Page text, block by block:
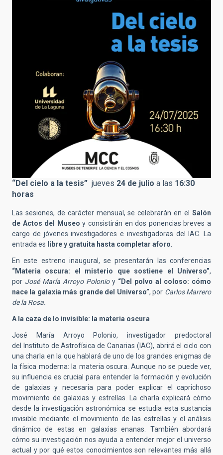
“Del cielo a la tesis” jueves 24 de julio a las 16:30
horas
Las sesiones, de carácter mensual, se celebrarán en el Salón
de Actos del Museo y consistirán en dos ponencias breves a
cargo de jóvenes investigadores e investigadoras del IAC. La
entrada es libre y gratuita hasta completar aforo.
En este estreno inaugural, se presentarán las conferencias
“Materia oscura: el misterio que sostiene el Universo”,
por José María Arroyo Polonioy “Del polvo al coloso: cómo
nace la galaxia más grande del Universo”, por Carlos Marrero
de la Rosa.
A la caza de lo invisible: la materia oscura
José María Arroyo Polonio, investigador predoctoral
del Instituto de Astrofísica de Canarias (IAC), abrirá el ciclo con
una charla en la que hablará de uno de los grandes enigmas de
la física moderna: la materia oscura. Aunque no se puede ver,
su influencia es crucial para entender la formación y evolución
de galaxias y necesaria para poder explicar el caprichoso
movimiento de galaxias y estrellas. La charla explicará cómo
desde la investigación astronómica se estudia esta sustancia
invisible mediante el movimiento de las estrellas y el análisis
dinámico de estas en galaxias enanas. También abordará
cómo su investigación nos ayuda a entender mejor el universo
actual y por qué estos conocimientos son relevantes más allá